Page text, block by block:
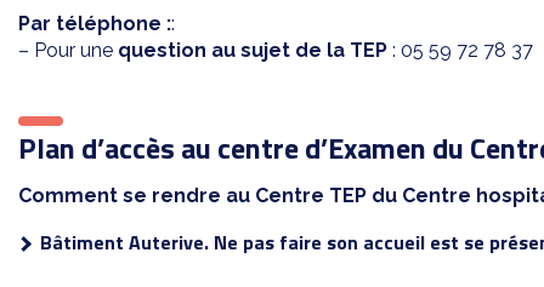
Par téléphone ::
– Pour une question au sujet de la TEP : 05 59 72 78 37
Plan d’accès au centre d’Examendu
Comment se rendre au Centre TEP du Centre
Bâtiment Auterive. Ne pas faire son accueil est se